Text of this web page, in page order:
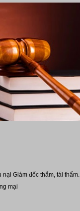
Giám đốc thẩm, tái thẩm.
mại